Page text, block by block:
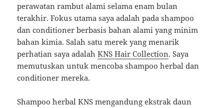
perawatan rambut alami selama enam bulan
terakhir. Fokus utama saya adalah pada shampoo
dan conditioner berbasis bahan alami yang minim
bahan kimia. Salah satu merek yang menarik
perhatian saya adalahKNS Hair Collection. Saya
memutuskan untuk mencoba shampoo herbal dan
conditioner mereka.
Shampoo herbal KNS mengandung ekstrak daun